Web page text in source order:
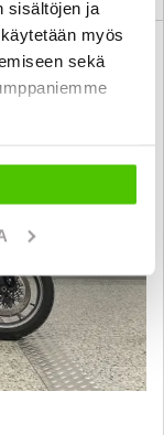
sisältöjen ja
myös
sekä